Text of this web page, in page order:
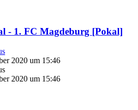
- 1. FC Magdeburg [Pokal]
2020 um 15:46
2020 um 15:46